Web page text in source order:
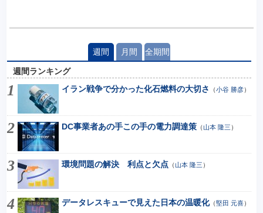
週間 月間 全期間
週間ランキング
イラン戦争で分かった化石燃料の大切さ
（小谷 勝彦）
DC事業者あの手この手の電力調達策（山本 隆三 ）
環境問題の解決 利点と欠点 （山本 隆三 ）
データレスキューで見えた日本の温暖化（堅田 元喜）